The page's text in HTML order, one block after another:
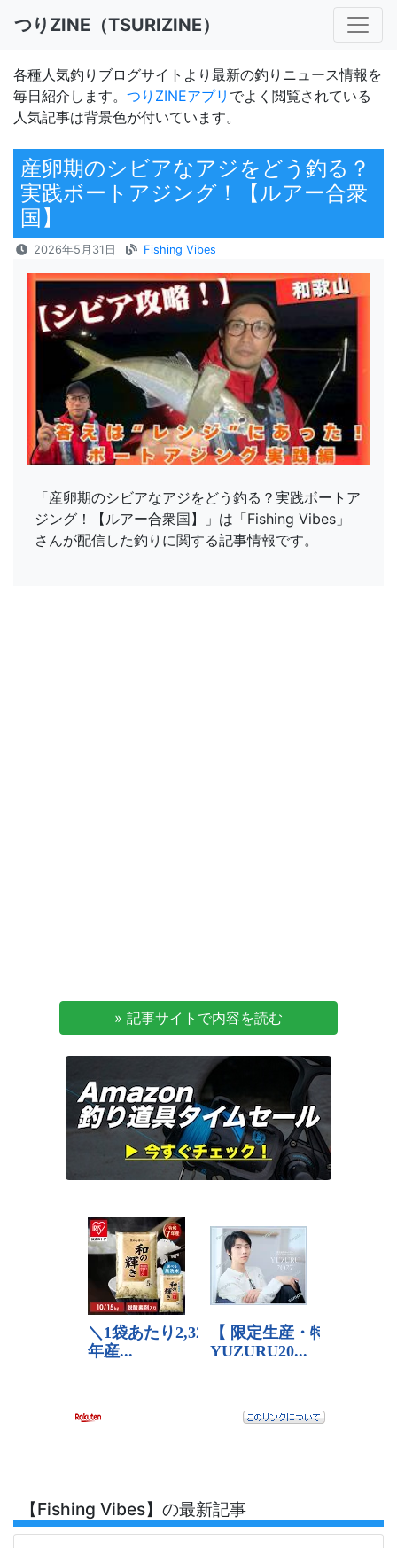
つりZINE（TSURIZINE）
各種人気釣りブログサイトより最新の釣りニュース情報を
毎日紹介します。 つりZINEアプリ でよく閲覧されている
人気記事は背景色が付いています。
産卵期のシビアなアジをどう釣る？
実践ボートアジング！【ルアー合衆
国】
2026年5月31日 Fishing Vibes
「産卵期のシビアなアジをどう釣る？実践ボートア
ジング！【ルアー合衆国】」は「Fishing Vibes」
さんが配信した釣りに関する記事情報です。
» 記事サイトで内容を読む
【Fishing Vibes】の最新記事